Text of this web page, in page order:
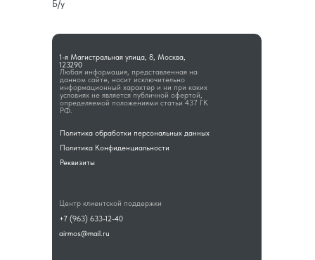
Любая информация, представленная на
данном сайте, носит исключительно
информационный характер и ни при каких
условиях не является публичной офертой,
определяемой положениями статьи 437 ГК
РФ.
1-я Магистральная улица, 8, Москва,
123290
Б/у
Политика обработки персональных данных
Политика Конфиденциальности
Реквизиты
Центр клиентской поддержки
+7 (963) 633-12-40
airmos@mail.ru